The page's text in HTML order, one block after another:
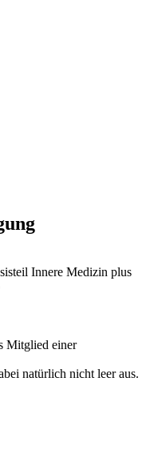
Innere Medizin plus
Mitglied einer
natürlich nicht leer aus.